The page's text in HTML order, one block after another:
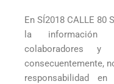
En SÍ2018 CALLE 80
la información
colaboradores y
consecuentemente,
responsabilidad